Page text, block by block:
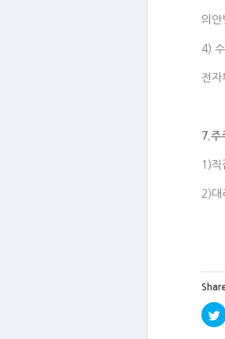
의안
4)
전자
7. 주
1)직
2)대